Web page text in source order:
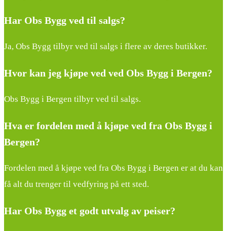
Har Obs Bygg ved til salgs?
Ja, Obs Bygg tilbyr ved til salgs i flere av deres butikker.
Hvor kan jeg kjøpe ved ved Obs Bygg i Bergen?
Obs Bygg i Bergen tilbyr ved til salgs.
Hva er fordelen med å kjøpe ved fra Obs Bygg i
Bergen?
Fordelen med å kjøpe ved fra Obs Bygg i Bergen er at du kan
få alt du trenger til vedfyring på ett sted.
Har Obs Bygg et godt utvalg av peiser?